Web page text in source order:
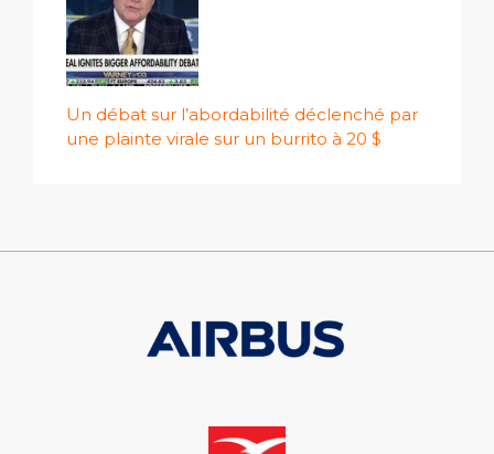
Un débat sur l’abordabilité déclenché par
une plainte virale sur un burrito à 20 $